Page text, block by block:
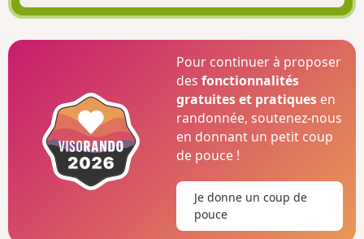
Pour continuer à proposer
desfonctionnalités
gratuites et pratiques en
randonnée, soutenez-nous
en donnant un petit coup
de pouce !
Je donne un coup de
pouce